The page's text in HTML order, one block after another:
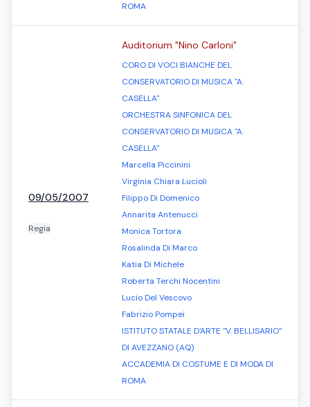
ROMA
09/05/2007
Regia
Auditorium "Nino Carloni"
CORO DI VOCI BIANCHE DEL
CONSERVATORIO DI MUSICA "A.
CASELLA"
ORCHESTRA SINFONICA DEL
CONSERVATORIO DI MUSICA "A.
CASELLA"
Marcella Piccinini
Virginia Chiara Lucioli
Filippo Di Domenico
Annarita Antenucci
Monica Tortora
Rosalinda Di Marco
Katia Di Michele
Roberta Terchi Nocentini
Lucio Del Vescovo
Fabrizio Pompei
ISTITUTO STATALE D'ARTE "V. BELLISARIO"
DI AVEZZANO (AQ)
ACCADEMIA DI COSTUME E DI MODA DI
ROMA